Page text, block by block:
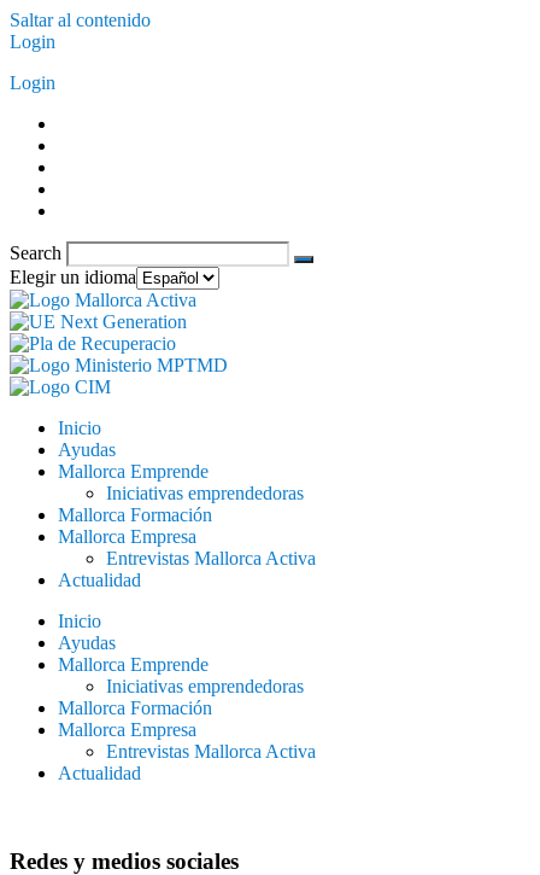
Saltar al contenido
Login
Login
Search
Elegir un idioma
Inicio
Ayudas
Mallorca Emprende
Iniciativas emprendedoras
Mallorca Formación
Mallorca Empresa
Entrevistas Mallorca Activa
Actualidad
Inicio
Ayudas
Mallorca Emprende
Iniciativas emprendedoras
Mallorca Formación
Mallorca Empresa
Entrevistas Mallorca Activa
Actualidad
Redes y medios sociales